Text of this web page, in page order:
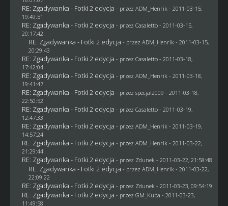
RE: Zgadywanka - Fotki 2 edycja - przez ADM_Henrik- 2011-03-15,
19:49:51
RE: Zgadywanka - Fotki 2 edycja - przez Casaletto- 2011-03-15,
20:17:42
RE: Zgadywanka - Fotki 2 edycja - przez ADM_Henrik- 2011-03-15,
20:29:43
RE: Zgadywanka - Fotki 2 edycja - przez Casaletto- 2011-03-18,
17:42:04
RE: Zgadywanka - Fotki 2 edycja - przez ADM_Henrik- 2011-03-18,
19:41:47
RE: Zgadywanka - Fotki 2 edycja - przez specjal2009 - 2011-03-18,
22:50:52
RE: Zgadywanka - Fotki 2 edycja - przez Casaletto- 2011-03-19,
12:47:33
RE: Zgadywanka - Fotki 2 edycja - przez ADM_Henrik- 2011-03-19,
14:57:24
RE: Zgadywanka - Fotki 2 edycja - przez ADM_Henrik- 2011-03-22,
21:29:44
RE: Zgadywanka - Fotki 2 edycja - przez Zdunek- 2011-03-22, 21:58:48
RE: Zgadywanka - Fotki 2 edycja - przez ADM_Henrik- 2011-03-22,
22:09:22
RE: Zgadywanka - Fotki 2 edycja - przez Zdunek- 2011-03-23, 09:54:19
RE: Zgadywanka - Fotki 2 edycja - przez GM_Kuba - 2011-03-23,
11:49:58